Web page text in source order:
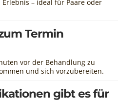
– ideal für Paare oder
Termin
vor der Behandlung zu
und sich vorzubereiten.
gibt es für